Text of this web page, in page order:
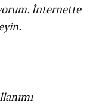
İnternette